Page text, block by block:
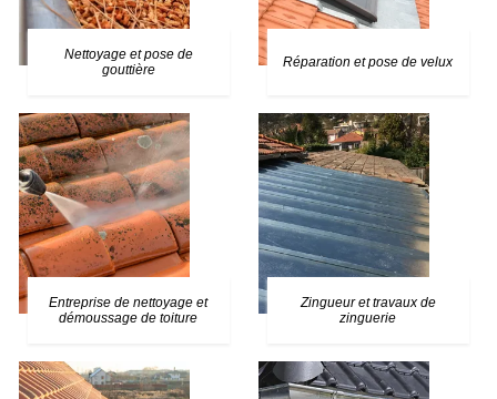
Nettoyage et pose de
gouttière
Réparation et pose de velux
Entreprise de nettoyage et
démoussage de toiture
Zingueur et travaux de
zinguerie